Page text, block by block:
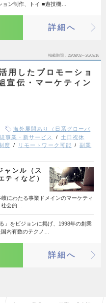
ン制作、トイ ■遊技機…
詳細へ
掲載期間 26/08/03～26/08/16
用したプロモーショ
宣伝・マーケティン
海外展開あり（日系グローバ
事業・新サービス
土日祝休
度 リモートワーク可能
副業
ャンル（ス
ティなど）
にわたる事業ドメインのマーケティ
会的…
」をビジョンに掲げ、1998年の創業
内有数のテクノ…
詳細へ